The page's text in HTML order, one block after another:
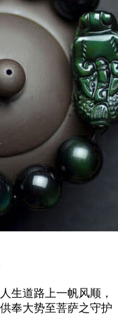
生道路上一帆风顺，
奉大势至菩萨之守护